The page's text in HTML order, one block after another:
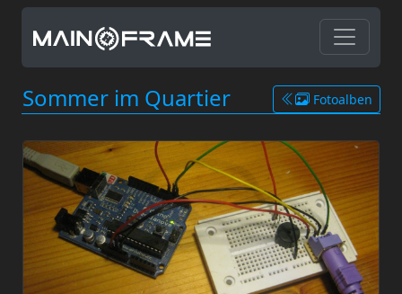
Sommer im Quartier Fotoalben